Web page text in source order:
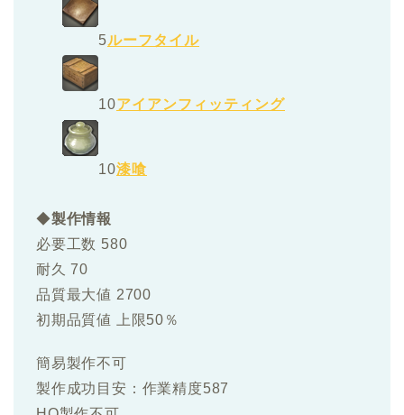
5ルーフタイル
10アイアンフィッティング
10漆喰
◆製作情報
必要工数 580
耐久 70
品質最大値 2700
初期品質値 上限50％
簡易製作不可
製作成功目安：作業精度587